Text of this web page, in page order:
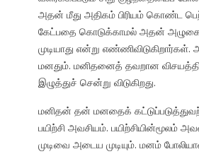
அதன் மீது அதிகம் பிரியம் கொண்ட
கேட்பதை கொடுக்காமல் அதன்
முடியாது என்று
மனதும். மனிதனைத் தவறான
இழுத்துச் சென்று விடுகிறது.
மனிதன் தன் மனதைக்
பயிற்சி அவசியம். பயிற்சியின்மூலம்
முடிவை அடைய முடியும். மனம்